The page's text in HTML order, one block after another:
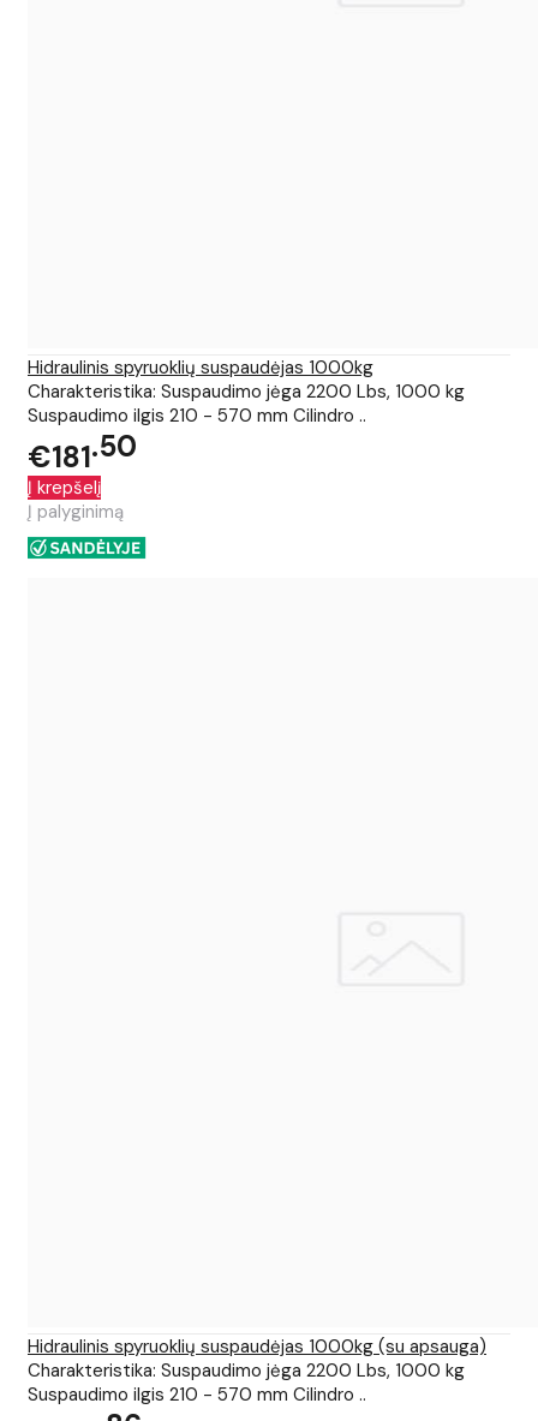
Hidraulinis spyruoklių suspaudėjas 1000kg
Charakteristika: Suspaudimo jėga 2200 Lbs, 1000 kg
Suspaudimo ilgis 210 - 570 mm Cilindro ..
€181 50
Į krepšelį
Į palyginimą
Hidraulinis spyruoklių suspaudėjas 1000kg (su apsauga)
Charakteristika: Suspaudimo jėga 2200 Lbs, 1000 kg
Suspaudimo ilgis 210 - 570 mm Cilindro ..